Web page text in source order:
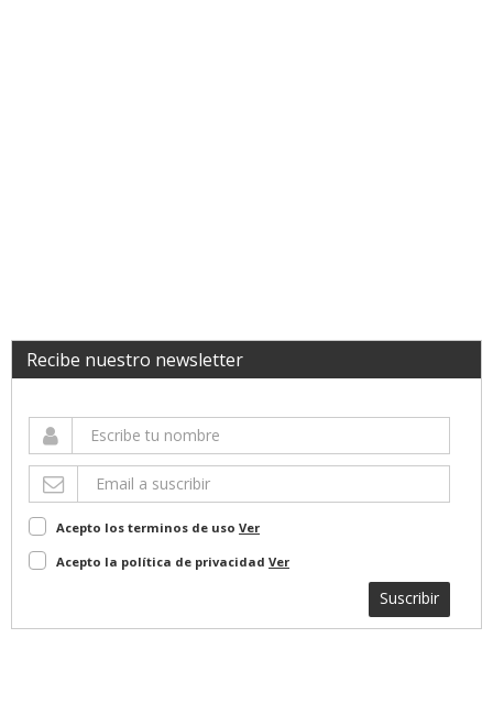
Recibe nuestro newsletter
Acepto los terminos de uso Ver
Acepto la política de privacidad Ver
Suscribir